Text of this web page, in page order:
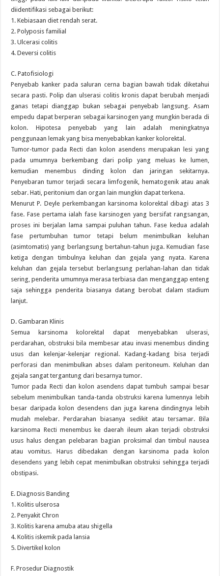
diidentifikasi sebagai berikut:
1. Kebiasaan diet rendah serat.
2. Polyposis familial
3. Ulcerasi colitis
4. Deversi colitis
C. Patofisiologi
Penyebab kanker pada saluran cerna bagian bawah tidak diketahui
secara pasti. Polip dan ulserasi colitis kronis dapat berubah menjadi
ganas tetapi dianggap bukan sebagai penyebab langsung. Asam
empedu dapat berperan sebagai karsinogen yang mungkin berada di
kolon. Hipotesa penyebab yang lain adalah meningkatnya
penggunaan lemak yang bisa menyebabkan kanker kolorektal.
Tumor-tumor pada Recti dan kolon asendens merupakan lesi yang
pada umumnya berkembang dari polip yang meluas ke lumen,
kemudian menembus dinding kolon dan jaringan sekitarnya.
Penyebaran tumor terjadi secara limfogenik, hematogenik atau anak
sebar. Hati, peritonium dan organ lain mungkin dapat terkena.
Menurut P. Deyle perkembangan karsinoma kolorektal dibagi atas 3
fase. Fase pertama ialah fase karsinogen yang bersifat rangsangan,
proses ini berjalan lama sampai puluhan tahun. Fase kedua adalah
fase pertumbuhan tumor tetapi belum menimbulkan keluhan
(asimtomatis) yang berlangsung bertahun-tahun juga. Kemudian fase
ketiga dengan timbulnya keluhan dan gejala yang nyata. Karena
keluhan dan gejala tersebut berlangsung perlahan-lahan dan tidak
sering, penderita umumnya merasa terbiasa dan menganggap enteng
saja sehingga penderita biasanya datang berobat dalam stadium
lanjut.
D. Gambaran Klinis
Semua karsinoma kolorektal dapat menyebabkan ulserasi,
perdarahan, obstruksi bila membesar atau invasi menembus dinding
usus dan kelenjar-kelenjar regional. Kadang-kadang bisa terjadi
perforasi dan menimbulkan abses dalam peritoneum. Keluhan dan
gejala sangat tergantung dari besarnya tumor.
Tumor pada Recti dan kolon asendens dapat tumbuh sampai besar
sebelum menimbulkan tanda-tanda obstruksi karena lumennya lebih
besar daripada kolon desendens dan juga karena dindingnya lebih
mudah melebar. Perdarahan biasanya sedikit atau tersamar. Bila
karsinoma Recti menembus ke daerah ileum akan terjadi obstruksi
usus halus dengan pelebaran bagian proksimal dan timbul nausea
atau vomitus. Harus dibedakan dengan karsinoma pada kolon
desendens yang lebih cepat menimbulkan obstruksi sehingga terjadi
obstipasi.
E. Diagnosis Banding
1. Kolitis ulserosa
2. Penyakit Chron
3. Kolitis karena amuba atau shigella
4. Kolitis iskemik pada lansia
5. Divertikel kolon
F. Prosedur Diagnostik